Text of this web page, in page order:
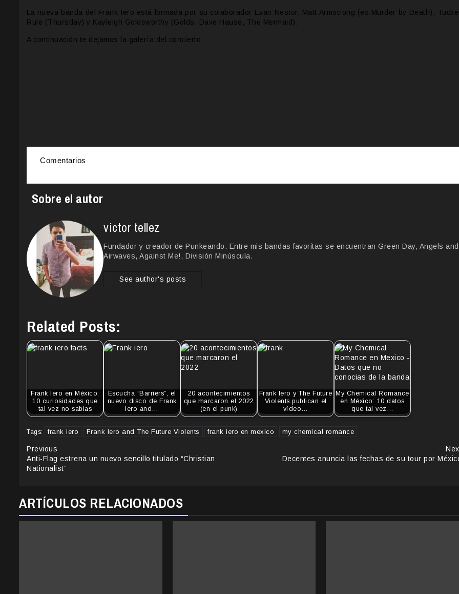
La nueva banda del Frank Iero está formada por su colaborador Evan Nestor, Matt Armstrong (ex-Murder by Death),
Rule (Thursday) y Kayleigh Goldsworthy (Golds, Dave Hause, The Mermaid).
A continuación te dejamos la galería del concierto:
Comentarios
Sobre el autor
victor tellez
Fundador y creador de Punkeando. Entre mis bandas favoritas se encuentran Green Day, Angels and
Airwaves, Against Me!, División Minúscula.
See author's posts
Related Posts:
Frank Iero en México:
10 curiosidades que
tal vez no sabias
Escucha “Barriers”, el
nuevo disco de Frank
Iero and…
20 acontecimientos
que marcaron el 2022
(en el punk)
Frank Iero y The Future
Violents publican el
vídeo…
My Chemical Romance
en México: 10 datos
que tal vez…
Tags: frank iero Frank Iero and The Future Violents frank iero en mexico my chemical romance
Continue
Reading
Previous
Anti-Flag estrena un nuevo sencillo titulado “Christian
Nationalist”
Decentes anuncia las fechas de su tour por
ARTÍCULOS RELACIONADOS